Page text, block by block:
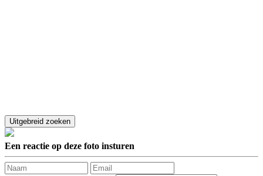
Een reactie op deze foto insturen